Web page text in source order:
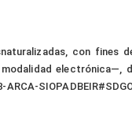
con fines
electrónica—,